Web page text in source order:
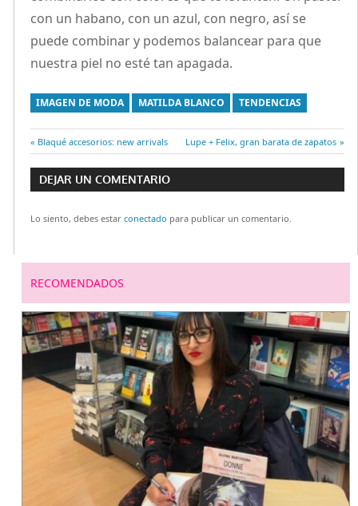
con un habano, con un azul, con negro, así se
puede combinar y podemos balancear para que
nuestra piel no esté tan apagada.
IMAGEN DE MODA MATILDA BLANCO TENDENCIAS
Navegación
de
entradas
Entrada
anterior:
Blaqué accesorios: new arrivals
Entrada
siguiente:
Lupe + Felix, gran barata de zapatos
DEJAR UN COMENTARIO
Lo siento, debes estar conectado para publicar un comentario.
RECOMENDADOS